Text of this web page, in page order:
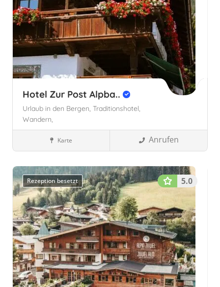
Hotel Zur Post Alpba..
Urlaub in den Bergen, Traditionshotel,
Wandern,
Familienhotels
ÖsterreichTirol, Österreich
Karte Anrufen
Rezeption besetzt 5.0